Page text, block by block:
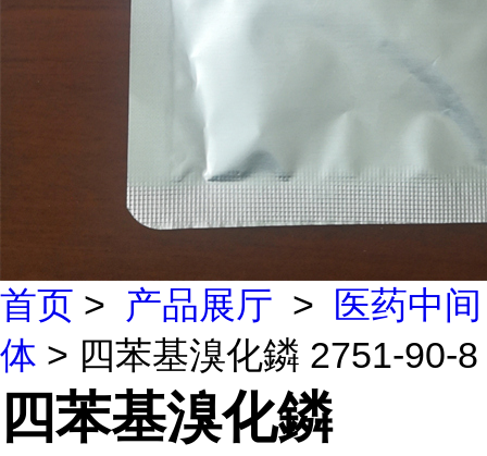
首页 > 产品展厅 >
医药中间
体 > 四苯基溴化鏻 2751-90-8
四苯基溴化鏻